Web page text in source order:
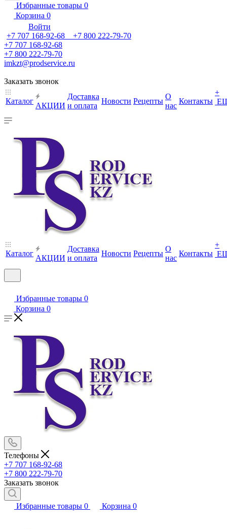
Избранные товары 0
Корзина 0
Войти
+7 707 168-92-68 +7 800 222-79-70
+7 707 168-92-68
+7 800 222-79-70
imkzt@prodservice.ru
Заказать звонок
Каталог
АКЦИИ
Доставка
и оплата
Новости Рецепты
О
нас
Контакты
+
Каталог
АКЦИИ
Доставка
и оплата
Новости Рецепты
О
нас
Контакты
+
Избранные товары 0
Корзина 0
Телефоны
+7 707 168-92-68
+7 800 222-79-70
Заказать звонок
Избранные товары 0 Корзина 0